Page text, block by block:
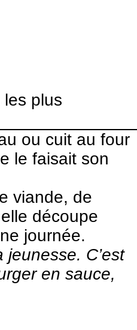
plus
ou cuit au four
le faisait son
viande, de
découpe
journée.
C’est
en sauce,